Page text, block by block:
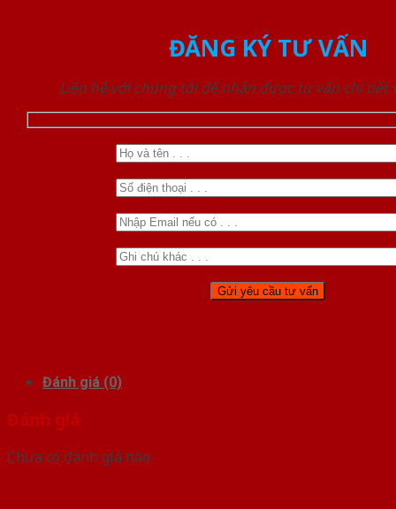
ĐĂNG KÝ TƯ VẤN
Liên hệ với chúng tôi để nhận được tư vấn chi tiết
Đánh giá (0)
Đánh giá
Chưa có đánh giá nào.